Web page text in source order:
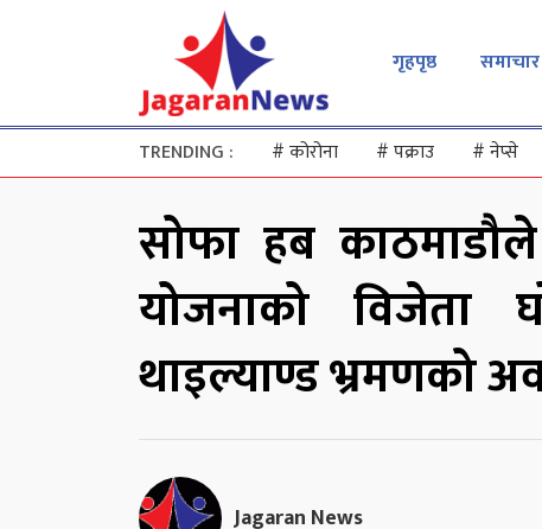
गृहपृष्ठ समाचार
TRENDING : #कोरोना #पक्राउ #नेप्से
सोफा हब
योजनाको विजेता
थाइल्याण्ड भ्रमणको
Jagaran News